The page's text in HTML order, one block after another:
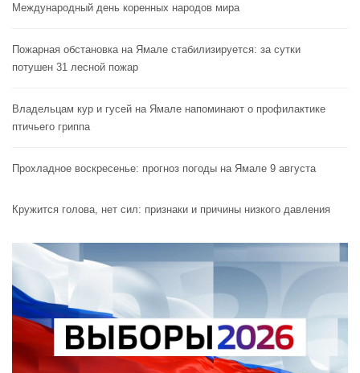
Международный день коренных народов мира
Пожарная обстановка на Ямале стабилизируется: за сутки
потушен 31 лесной пожар
Владельцам кур и гусей на Ямале напоминают o профилактике
птичьего гриппа
Прохладное воскресенье: прогноз погоды на Ямале 9 августа
Кружится голова, нет сил: признаки и причины низкого давления